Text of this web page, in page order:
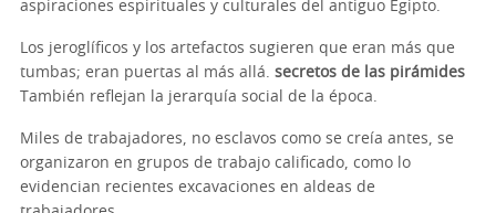
aspiraciones espirituales y culturales del antiguo Egipto.
Los jeroglíficos y los artefactos sugieren que eran más que
tumbas; eran puertas al más allá. secretos de las pirámides
También reflejan la jerarquía social de la época.
Miles de trabajadores, no esclavos como se creía antes, se
organizaron en grupos de trabajo calificado, como lo
evidencian recientes excavaciones en aldeas de